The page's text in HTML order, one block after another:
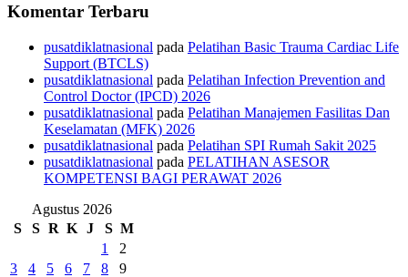
Komentar Terbaru
pusatdiklatnasional pada Pelatihan Basic Trauma Cardiac Life
Support (BTCLS)
pusatdiklatnasional pada Pelatihan Infection Prevention and
Control Doctor (IPCD) 2026
pusatdiklatnasional pada Pelatihan Manajemen Fasilitas Dan
Keselamatan (MFK) 2026
pusatdiklatnasional pada Pelatihan SPI Rumah Sakit 2025
pusatdiklatnasional pada PELATIHAN ASESOR
KOMPETENSI BAGI PERAWAT 2026
Agustus 2026
S
S R K J S M
1
2
3
4 5 6 7 8
9